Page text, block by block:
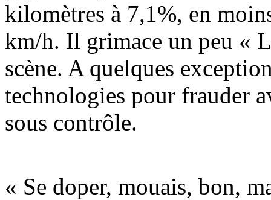
kilomètres à 7,1%, en
km/h. Il grimace un peu «
scène. A quelques
technologies pour frauder
sous contrôle.
« Se doper, mouais, bon,